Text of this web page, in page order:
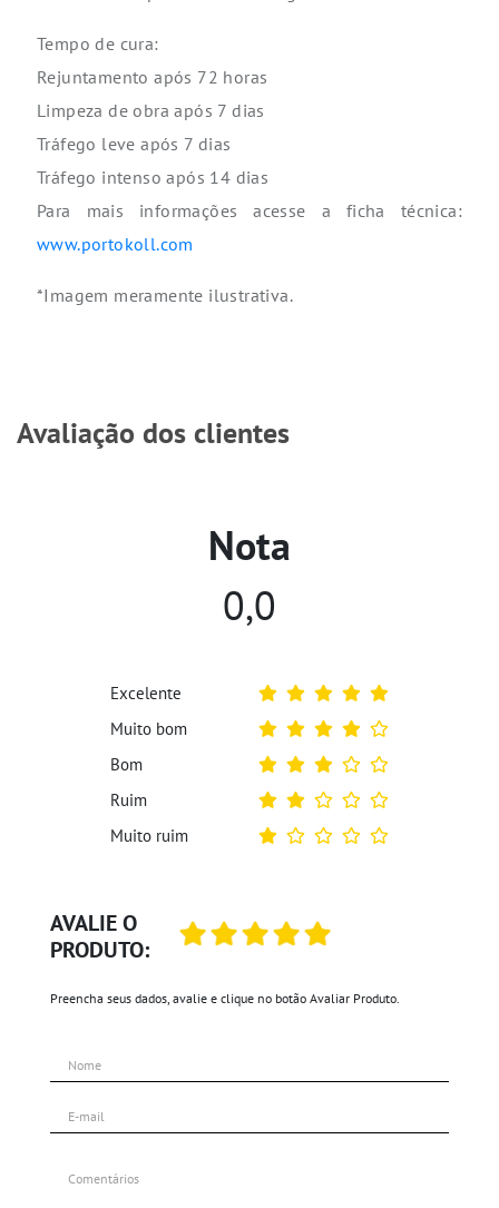
Tempo de cura:
Rejuntamento após 72 horas
Limpeza de obra após 7 dias
Tráfego leve após 7 dias
Tráfego intenso após 14 dias
Para mais informações acesse a ficha técnica:
www.portokoll.com
*Imagem meramente ilustrativa.
Avaliação dos clientes
AVALIE O
PRODUTO:
Preencha seus dados, avalie e clique no botão Avaliar Produto.
Nota
0,0
Excelente
Muito bom
Bom
Ruim
Muito ruim